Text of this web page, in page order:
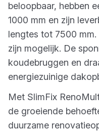
beloopbaar, hebben
1000 mm en zijn
lengtes tot 7500
zijn mogelijk. De
koudebruggen en
energiezuinige
Met SlimFix
de groeiende
duurzame